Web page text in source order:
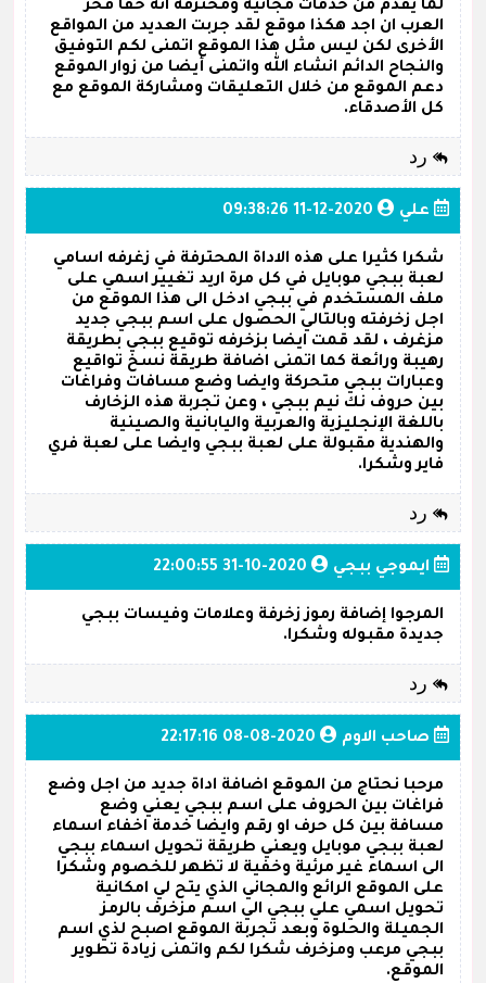
لما يقدم من خدمات مجانية ومحترفة انه حقا فخر
العرب ان اجد هكذا موقع لقد جربت العديد من المواقع
الأخرى لكن ليس مثل هذا الموقع اتمنى لكم التوفيق
والنجاح الدائم انشاء الله واتمنى أيضا من زوار الموقع
دعم الموقع من خلال التعليقات ومشاركة الموقع مع
كل الأصدقاء.
رد
علي 2020-12-11 09:38:26
شكرا كثيرا على هذه الاداة المحترفة في زغرفه اسامي
لعبة ببجي موبايل في كل مرة اريد تغيير اسمي على
ملف المستخدم في ببجي ادخل الى هذا الموقع من
اجل زخرفته وبالتالي الحصول على اسم ببجي جديد
مزغرف ، لقد قمت ايضا بزخرفه توقيع ببجي بطريقة
رهيبة ورائعة كما اتمنى اضافة طريقة نسخ تواقيع
وعبارات ببجي متحركة وايضا وضع مسافات وفراغات
بين حروف نك نيم ببجي ، وعن تجربة هذه الزخارف
باللغة الإنجليزية والعربية واليابانية والصينية
والهندية مقبولة على لعبة ببجي وايضا على لعبة فري
فاير وشكرا.
رد
ايموجي ببجي 2020-10-31 22:00:55
المرجوا إضافة رموز زخرفة وعلامات وفيسات ببجي
جديدة مقبوله وشكرا.
رد
صاحب الاوم 2020-08-08 22:17:16
مرحبا نحتاج من الموقع اضافة اداة جديد من اجل وضع
فراغات بين الحروف على اسم ببجي يعني وضع
مسافة بين كل حرف او رقم وايضا خدمة اخفاء اسماء
لعبة ببجي موبايل ويعني طريقة تحويل اسماء ببجي
الى اسماء غير مرئية وخفية لا تظهر للخصوم وشكرا
على الموقع الرائع والمجاني الذي يتح لي امكانية
تحويل اسمي علي ببجي الي اسم مزخرف بالرمز
الجميلة والحلوة وبعد تجربة الموقع اصبح لذي اسم
ببجي مرعب ومزخرف شكرا لكم واتمنى زيادة تطوير
الموقع.